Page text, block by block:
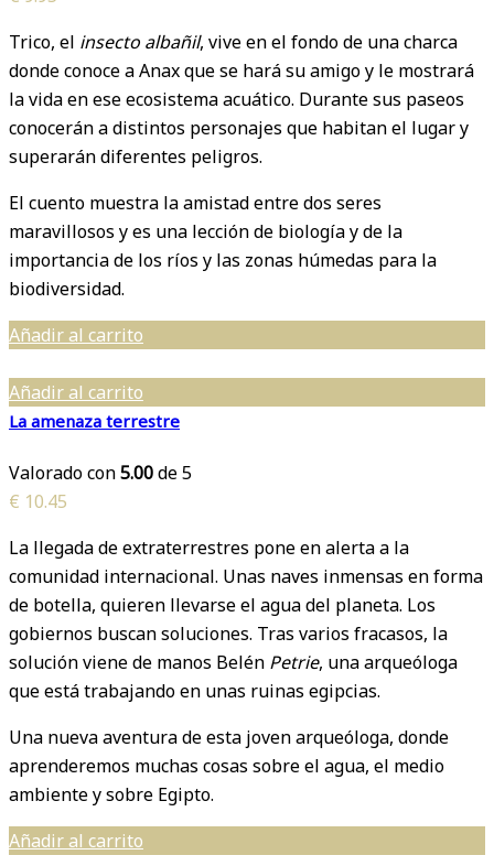
Trico, el insecto albañil, vive en el fondo de una charca
donde conoce a Anax que se hará su amigo y le mostrará
la vida en ese ecosistema acuático. Durante sus paseos
conocerán a distintos personajes que habitan el lugar y
superarán diferentes peligros.
El cuento muestra la amistad entre dos seres
maravillosos y es una lección de biología y de la
importancia de los ríos y las zonas húmedas para la
biodiversidad.
Añadir al carrito
Añadir al carrito
La amenaza terrestre
Valorado con5.00de 5
€ 10.45
La llegada de extraterrestres pone en alerta a la
comunidad internacional. Unas naves inmensas en forma
de botella, quieren llevarse el agua del planeta. Los
gobiernos buscan soluciones. Tras varios fracasos, la
solución viene de manos Belén Petrie, una arqueóloga
que está trabajando en unas ruinas egipcias.
Una nueva aventura de esta joven arqueóloga, donde
aprenderemos muchas cosas sobre el agua, el medio
ambiente y sobre Egipto.
Añadir al carrito